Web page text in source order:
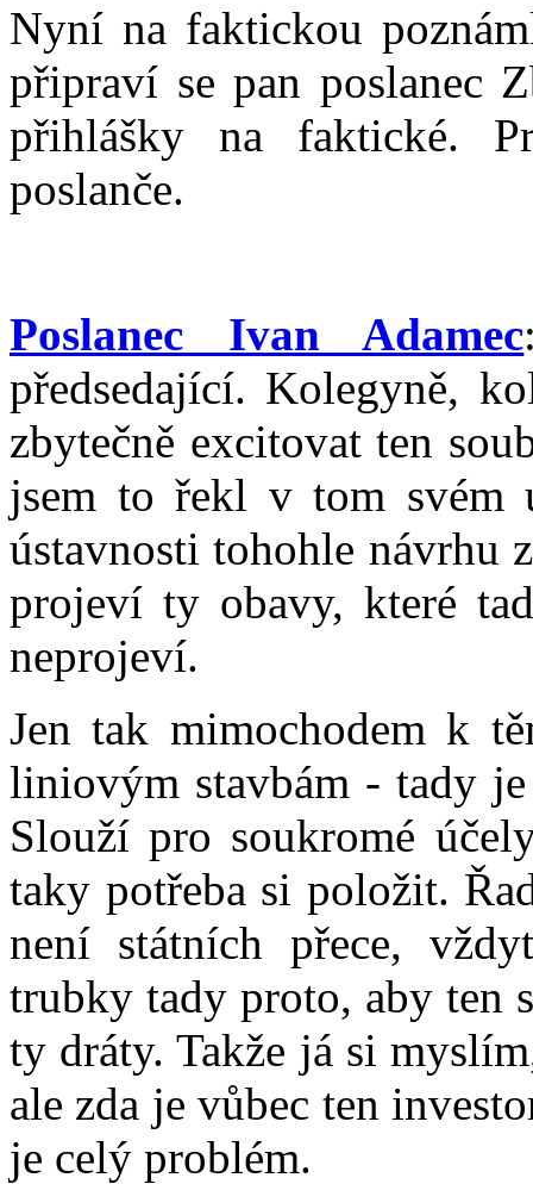
Nyní na faktickou
připraví se pan poslanec
přihlášky na faktické.
poslanče.
Poslanec Ivan Adamec
předsedající. Kolegyně,
zbytečně excitovat ten
jsem to řekl v tom svém
ústavnosti tohohle návrhu
projeví ty obavy, které
neprojeví.
Jen tak mimochodem k
liniovým stavbám - tady
Slouží pro soukromé
taky potřeba si položit.
není státních přece,
trubky tady proto, aby ten
ty dráty. Takže já si
ale zda je vůbec ten
je celý problém.